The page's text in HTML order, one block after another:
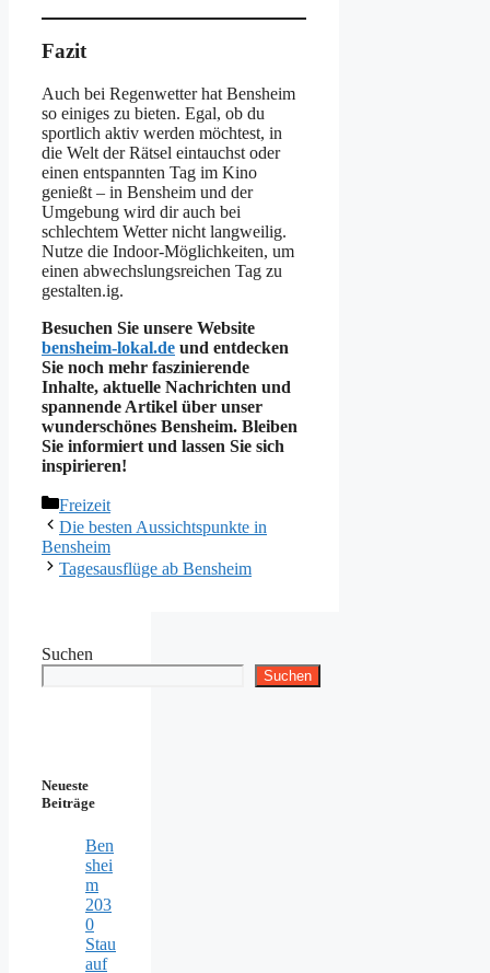
Fazit
Auch bei Regenwetter hat Bensheim
so einiges zu bieten. Egal, ob du
sportlich aktiv werden möchtest, in
die Welt der Rätsel eintauchst oder
einen entspannten Tag im Kino
genießt – in Bensheim und der
Umgebung wird dir auch bei
schlechtem Wetter nicht langweilig.
Nutze die Indoor-Möglichkeiten, um
einen abwechslungsreichen Tag zu
gestalten.ig.
Besuchen Sie unsere Website
bensheim-lokal.de und entdecken
Sie noch mehr faszinierende
Inhalte, aktuelle Nachrichten und
spannende Artikel über unser
wunderschönes Bensheim. Bleiben
Sie informiert und lassen Sie sich
inspirieren!
Kategorien
Freizeit
Die besten Aussichtspunkte in
Bensheim
Tagesausflüge ab Bensheim
Suchen
Suchen
Neueste
Beiträge
Ben
shei
m
203
0
Stau
auf